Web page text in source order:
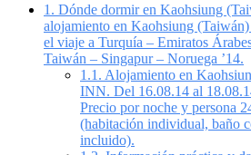
1. Dónde dormir en Kaohsiung
alojamiento en Kaohsiung
el viaje a Turquía – Emiratos
Taiwán – Singapur – Noruega ’14.
1.1. Alojamiento en
INN. Del 16.08.14 al
Precio por noche y persona
(habitación individual, baño
incluido).